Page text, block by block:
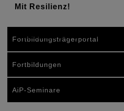
Mit Resilienz!
Stadtumbau und Denkmalschutz
Fortbildungsträgerportal
Fortbildungen
AiP-Seminare